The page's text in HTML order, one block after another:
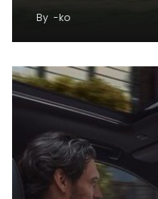
By -ko